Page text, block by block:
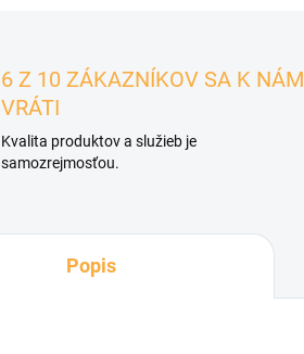
6 Z 10 ZÁKAZNÍKOV SA K NÁM
VRÁTI
Kvalita produktov a služieb je
samozrejmosťou.
Popis